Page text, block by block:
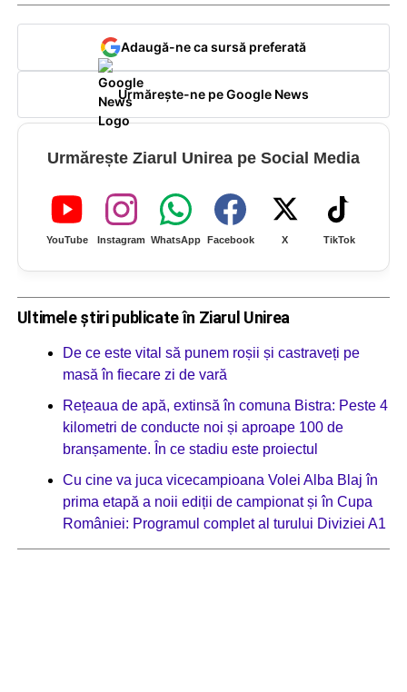
Adaugă-ne ca sursă preferată
Urmărește-ne pe Google News
Urmărește Ziarul Unirea pe Social Media
YouTube Instagram WhatsApp Facebook X TikTok
Ultimele știri publicate în Ziarul Unirea
De ce este vital să punem roșii și castraveți pe
masă în fiecare zi de vară
Rețeaua de apă, extinsă în comuna Bistra: Peste 4
kilometri de conducte noi și aproape 100 de
branșamente. În ce stadiu este proiectul
Cu cine va juca vicecampioana Volei Alba Blaj în
prima etapă a noii ediții de campionat și în Cupa
României: Programul complet al turului Diviziei A1